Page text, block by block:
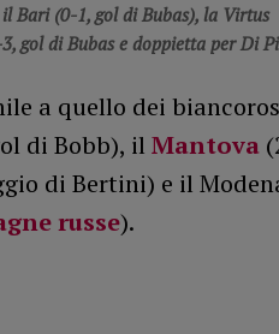
Bari (0-1, gol di Bubas), la Virtus
gol di Bubas e doppietta per Di
a quello dei
di Bobb), il Mantova
di Bertini) e il
russe).